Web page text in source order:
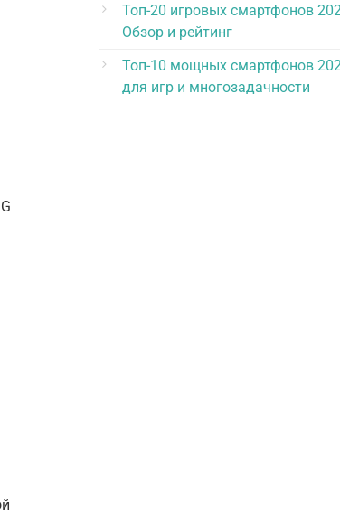
Топ-20 игровых смартфонов
Обзор и рейтинг
Топ-10 мощных смартфонов
для игр и многозадачности